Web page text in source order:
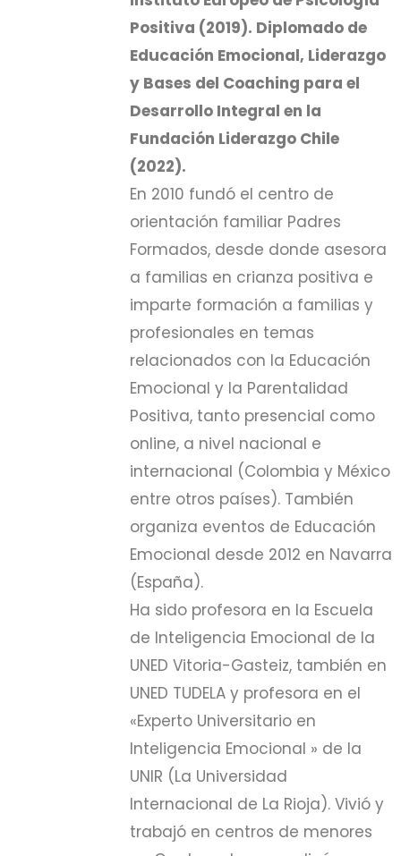
Positiva (2019). Diplomado de
Educación Emocional, Liderazgo
y Bases del Coaching para el
Desarrollo Integral en la
Fundación Liderazgo Chile
(2022).
En 2010 fundó el centro de
orientación familiar Padres
Formados, desde donde asesora
a familias en crianza positiva e
imparte formación a familias y
profesionales en temas
relacionados con la Educación
Emocional y la Parentalidad
Positiva, tanto presencial como
online, a nivel nacional e
internacional (Colombia y México
entre otros países). También
organiza eventos de Educación
Emocional desde 2012 en Navarra
(España).
Ha sido profesora en la Escuela
de Inteligencia Emocional de la
UNED Vitoria-Gasteiz, también en
UNED TUDELA y profesora en el
«Experto Universitario en
Inteligencia Emocional » de la
UNIR (La Universidad
Internacional de La Rioja). Vivió y
trabajó en centros de menores